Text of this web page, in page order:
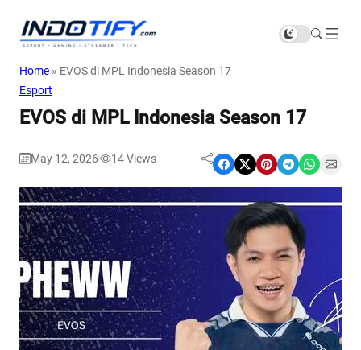
Home » EVOS di MPL Indonesia Season 17
Esport
EVOS di MPL Indonesia Season 17
May 12, 2026 14Views Share on Facebook Share on X Share on Pinterest Share on Telegram Share on WhatsApp Share on Email